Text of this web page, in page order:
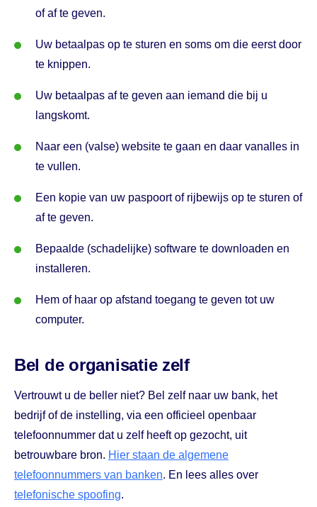
of af te geven.
Uw betaalpas op te sturen en soms om die eerst door
te knippen.
Uw betaalpas af te geven aan iemand die bij u
langskomt.
Naar een (valse) website te gaan en daar vanalles in
te vullen.
Een kopie van uw paspoort of rijbewijs op te sturen of
af te geven.
Bepaalde (schadelijke) software te downloaden en
installeren.
Hem of haar op afstand toegang te geven tot uw
computer.
Bel de organisatie zelf
Vertrouwt u de beller niet? Bel zelf naar uw bank, het
bedrijf of de instelling, via een officieel openbaar
telefoonnummer dat u zelf heeft op gezocht, uit
betrouwbare bron. Hier staan de algemene
telefoonnummers van banken. En lees alles over
telefonische spoofing.